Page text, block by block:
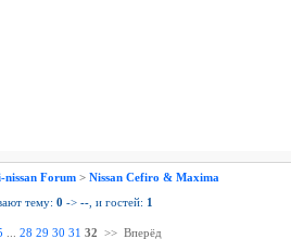
nissan Forum > Nissan Cefiro & Maxima
тему: 0 -> -- , и гостей: 1
28 29 30 31 32 >> Вперёд